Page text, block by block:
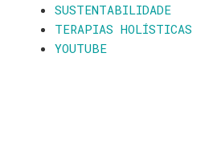
SUSTENTABILIDADE
TERAPIAS HOLÍSTICAS
YOUTUBE